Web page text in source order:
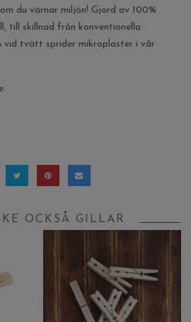
du värnar miljön! Gjord av 100%
till skillnad från konventionella
vid tvätt sprider mikroplaster i vår
OCKSÅ GILLAR